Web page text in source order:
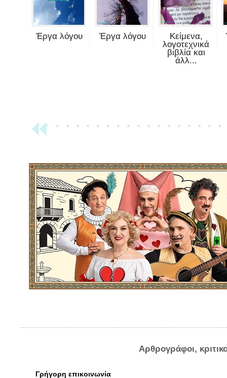
Έργα λόγου Έργα λόγου
Κείμενα,
λογοτεχνικά
βιβλία και
άλλ...
Αρθρογράφοι,
Γρήγορη επικοινωνία